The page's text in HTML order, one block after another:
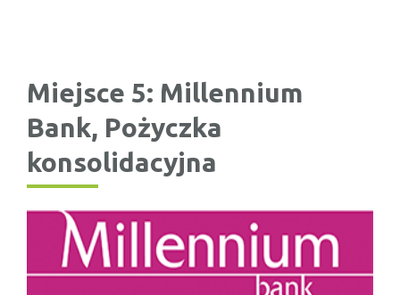
Miejsce 5: Millennium
Bank, Pożyczka
konsolidacyjna